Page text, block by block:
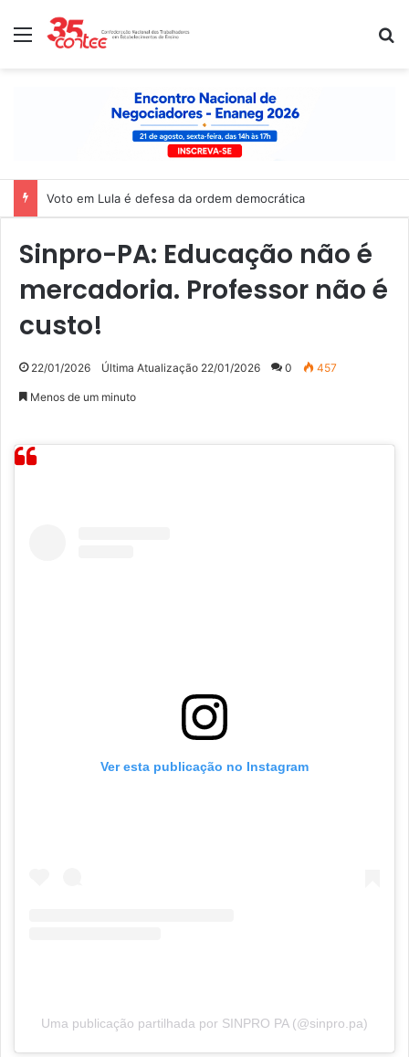
Menu
Voto em Lula é defesa da ordem democrática
Sinpro-PA: Educação não é
mercadoria. Professor não é
custo!
22/01/2026 Última Atualização 22/01/2026 0 457
Menos de um minuto
Ver esta publicação no Instagram
Uma publicação partilhada por SINPRO PA (@sinpro.pa)